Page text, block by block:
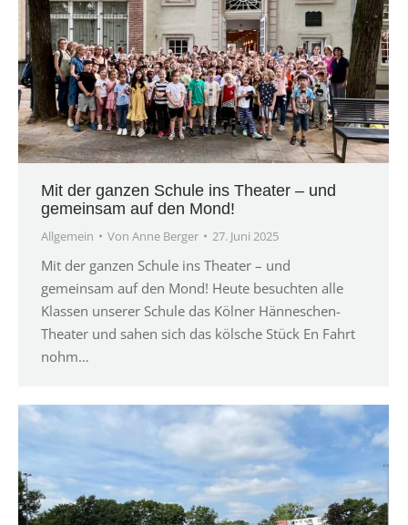
Mit der ganzen Schule ins Theater – und
gemeinsam auf den Mond!
Allgemein Von Anne Berger 27. Juni 2025
Mit der ganzen Schule ins Theater – und
gemeinsam auf den Mond! Heute besuchten alle
Klassen unserer Schule das Kölner Hänneschen-
Theater und sahen sich das kölsche Stück En Fahrt
nohm…